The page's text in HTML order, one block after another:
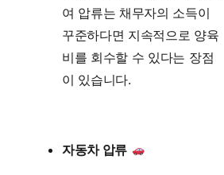
여 압류는 채무자의 소득이
꾸준하다면 지속적으로 양육
비를 회수할 수 있다는 장점
이 있습니다.
자동차 압류